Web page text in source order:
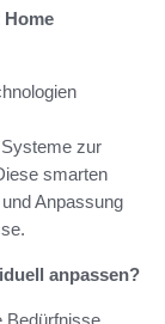
Home
zur
smarten
Anpassung
anpassen?